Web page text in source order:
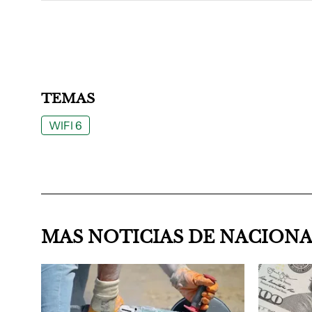
TEMAS
WIFI 6
MAS NOTICIAS DE